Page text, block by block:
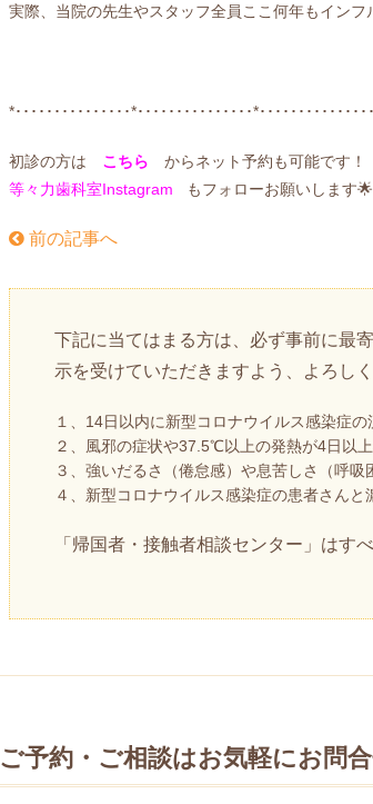
実際、当院の先生やスタッフ全員ここ何年もイン
*･･･････････････*･･･････････････*･･････････････
初診の方は こちら からネット予約も可能です！
等々力歯科室Instagram もフォローお願いします🌟
前の記事へ
下記に当てはまる方は、必ず事前に最
示を受けていただきますよう、よろし
１、14日以内に新型コロナウイルス感染症
２、風邪の症状や37.5℃以上の発熱が4日以
３、強いだるさ（倦怠感）や息苦しさ（呼吸
４、新型コロナウイルス感染症の患者さんと
「帰国者・接触者相談センター」はす
ご予約・ご相談はお気軽にお問合